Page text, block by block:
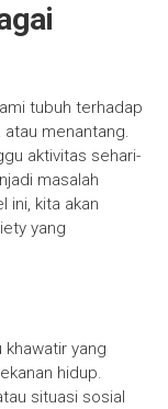
tubuh terhadap
menantang.
aktivitas sehari-
masalah
ini, kita akan
yang
yang
hidup.
situasi sosial